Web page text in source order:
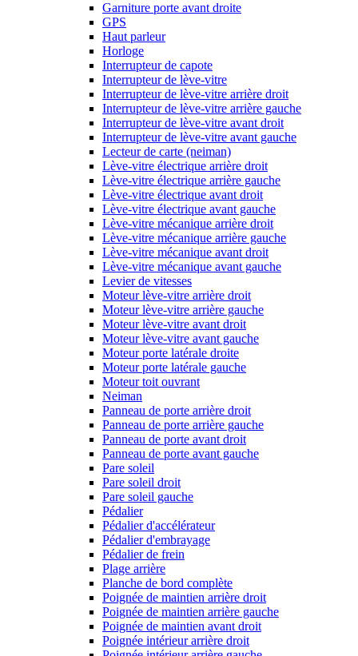
Garniture porte avant droite
GPS
Haut parleur
Horloge
Interrupteur de capote
Interrupteur de lève-vitre
Interrupteur de lève-vitre arrière droit
Interrupteur de lève-vitre arrière gauche
Interrupteur de lève-vitre avant droit
Interrupteur de lève-vitre avant gauche
Lecteur de carte (neiman)
Lève-vitre électrique arrière droit
Lève-vitre électrique arrière gauche
Lève-vitre électrique avant droit
Lève-vitre électrique avant gauche
Lève-vitre mécanique arrière droit
Lève-vitre mécanique arrière gauche
Lève-vitre mécanique avant droit
Lève-vitre mécanique avant gauche
Levier de vitesses
Moteur lève-vitre arrière droit
Moteur lève-vitre arrière gauche
Moteur lève-vitre avant droit
Moteur lève-vitre avant gauche
Moteur porte latérale droite
Moteur porte latérale gauche
Moteur toit ouvrant
Neiman
Panneau de porte arrière droit
Panneau de porte arrière gauche
Panneau de porte avant droit
Panneau de porte avant gauche
Pare soleil
Pare soleil droit
Pare soleil gauche
Pédalier
Pédalier d'accélérateur
Pédalier d'embrayage
Pédalier de frein
Plage arrière
Planche de bord complète
Poignée de maintien arrière droit
Poignée de maintien arrière gauche
Poignée de maintien avant droit
Poignée intérieur arrière droit